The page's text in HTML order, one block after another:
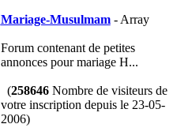
Mariage-Musulmam- Array
Forum contenant de petites
annonces pour mariage H...
(258646Nombre de visiteurs de
votre inscription depuis le 23-05-
2006)